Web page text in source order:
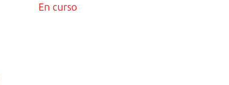
En curso